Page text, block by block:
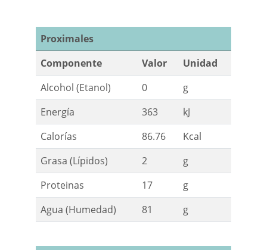
Proximales
Componente
Valor
Unidad
Alcohol (Etanol)
0
g
Energía
363
kJ
Calorías
86.76
Kcal
Grasa (Lípidos)
2
g
Proteinas
17
g
Agua (Humedad)
81 g